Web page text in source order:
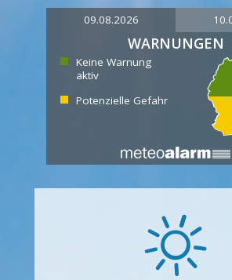
09.08.2026
WARNUNGEN
Keine Warnung
aktiv
Potenzielle Gefahr